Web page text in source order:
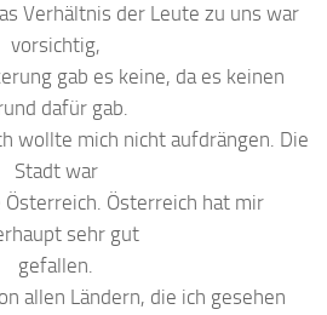
Verhältnis der Leute zu uns war
vorsichtig,
gab es keine, da es keinen
dafür gab.
wollte mich nicht aufdrängen. Die
Stadt war
Österreich hat mir
sehr gut
gefallen.
allen Ländern, die ich gesehen